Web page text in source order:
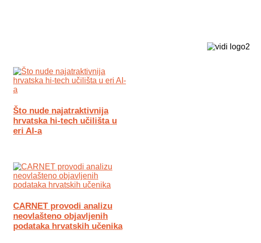
Što nude najatraktivnija
hrvatska hi-tech učilišta u
eri AI-a
CARNET provodi analizu
neovlašteno objavljenih
podataka hrvatskih učenika